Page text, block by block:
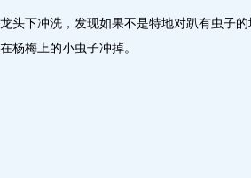
下冲洗，发现如果不是特地对趴有虫子的
杨梅上的小虫子冲掉。